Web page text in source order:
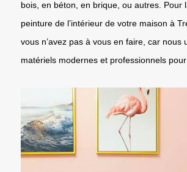
bois, en béton, en brique, ou autres. Pour
peinture de l’intérieur de votre maison à
vous n’avez pas à vous en faire, car nous
matériels modernes et professionnels pour